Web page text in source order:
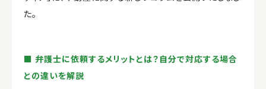
た。
■ 弁護士に依頼するメリットとは？自分で対応する場合
との違いを解説